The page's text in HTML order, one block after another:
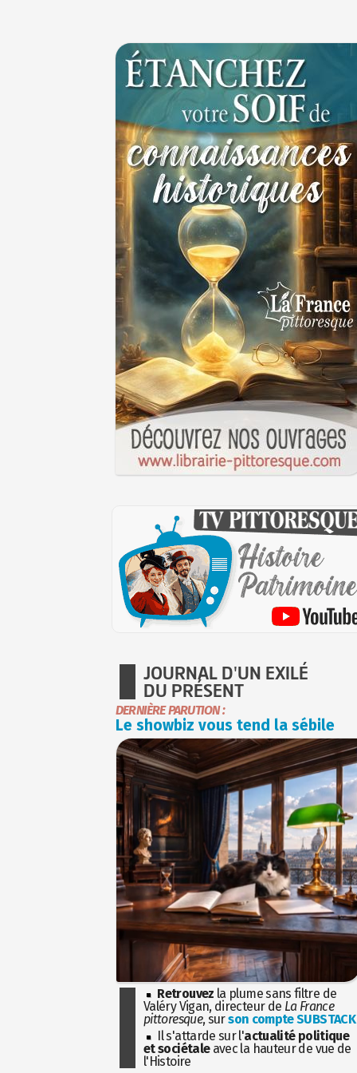
JOURNAL D'UN EXILÉ
DU PRÉSENT
DERNIÈRE PARUTION :
Le showbiz vous tend la sébile
Retrouvez la plume sans filtre de
Valéry Vigan, directeur de La France
pittoresque, surson compte SUBSTACK
Il s'attarde sur l'actualité politique
et sociétaleavec la hauteur de vue de
l'Histoire